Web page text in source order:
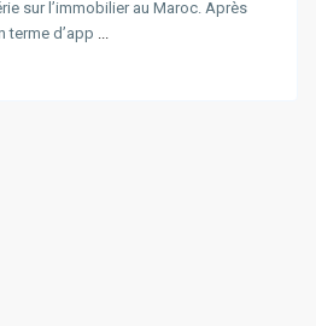
sur l’immobilier au Maroc. Après
terme d’app